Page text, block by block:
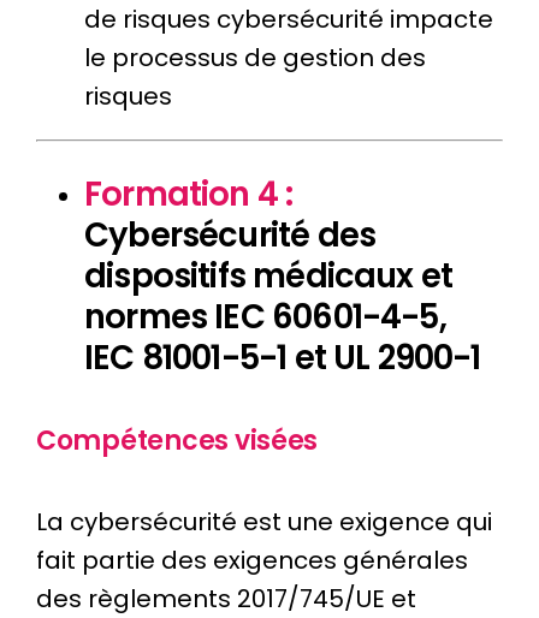
de risques cybersécurité impacte
le processus de gestion des
risques
Formation 4 :
Cybersécurité des
dispositifs médicaux et
normes IEC 60601-4-5,
IEC 81001-5-1 et UL 2900-1
Compétences visées
La cybersécurité est une exigence qui
fait partie des exigences générales
des règlements 2017/745/UE et